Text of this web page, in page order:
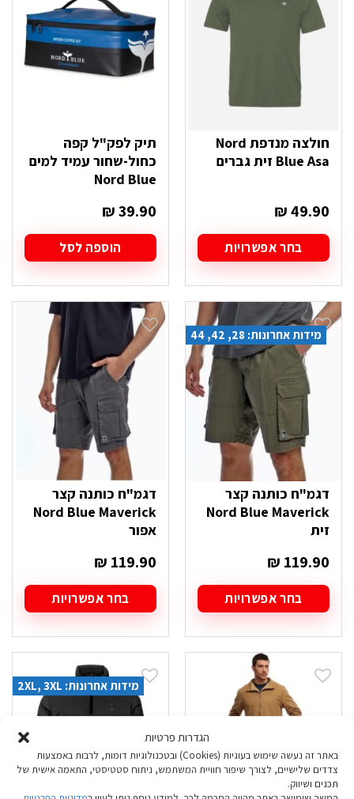
הגדרות פרטיות
באתר זה נעשה שימוש בעוגיות (Cookies) ובטכנולוגיות דומות, לרבות באמצעות
צדדים שלישיים, לצורך שיפור חוויית המשתמש, ניתוח סטטיסטי, התאמה אישית של
תכנים ושיווק.
חולצה מנדפת Nord
Blue Asa זית גברים
₪49.90
בחר אפשרויות
זה
יש
מספר
סוגים.
ניתן
לבחור
האפשרויות
בעמוד
המוצר
תיק לפק"ל קפה
כחול-שחור עמיד למים
Nord Blue
₪39.90
הוספה לסל
מידות אחרונות: 28, 42, 44
דגמ"ח כותנה קצר
Nord Blue Maverick
זית
₪ 119.90
בחר אפשרויות
זה
יש
סוגים.
לבחור
בעמוד
המוצר
דגמ"ח כותנה קצר
Nord Blue Maverick
אפור
₪ 119.90
בחר אפשרויות
זה
יש
סוגים.
ניתן
לבחור
האפשרויות
בעמוד
המוצר
מידות אחרונות: 2XL, 3XL